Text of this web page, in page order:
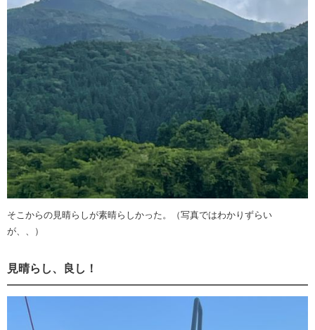
そこからの見晴らしが素晴らしかった。（写真ではわかりずらい
が、、）
見晴らし、良し！